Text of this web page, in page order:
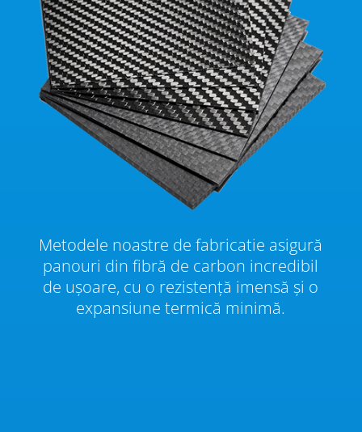
Metodele noastre de fabricatie asigură
panouri din fibră de carbon incredibil
de ușoare, cu o rezistență imensă și o
expansiune termică minimă.